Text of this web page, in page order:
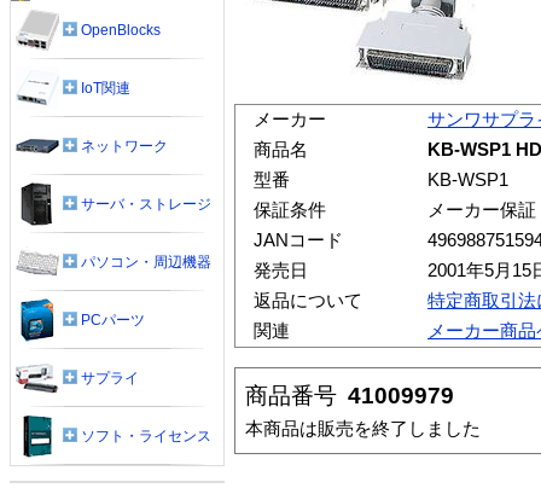
メーカー
サンワサプラ
商品名
KB-WSP1
型番
KB-WSP1
保証条件
メーカー保証
JANコード
発売日
2001年5月15
返品について
特定商取引
関連
メーカー商
商品番号 41009979
本商品は販売を終了しました
OpenBlocks
IoT関連
ネットワーク
サーバ・ストレージ
パソコン・周辺機器
PCパーツ
サプライ
ソフト・ライセンス